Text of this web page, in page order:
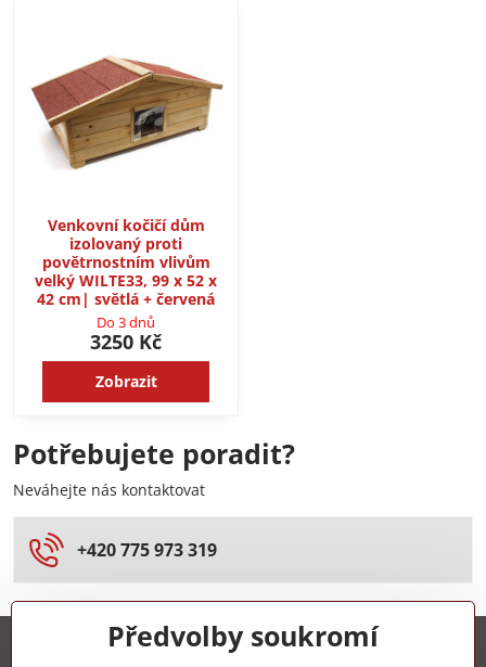
Venkovní kočičí dům
izolovaný proti
povětrnostním vlivům
velký WILTE33, 99 x 52 x
42 cm| světlá + červená
Do 3 dnů
3250 Kč
Zobrazit
Potřebujete poradit?
Neváhejte nás kontaktovat
+420 775 973 319
Předvolby soukromí